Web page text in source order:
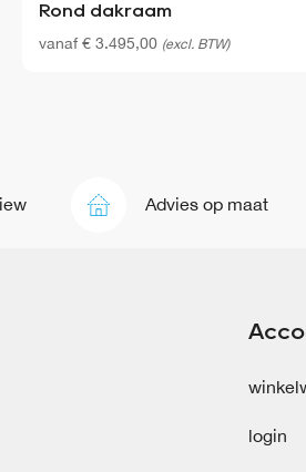
Rond dakraam
vanaf € 3.495,00 (excl. BTW)
Advies op maat
login